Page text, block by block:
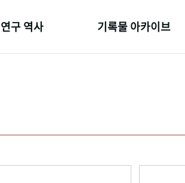
연구 역사 기록물 아카이브